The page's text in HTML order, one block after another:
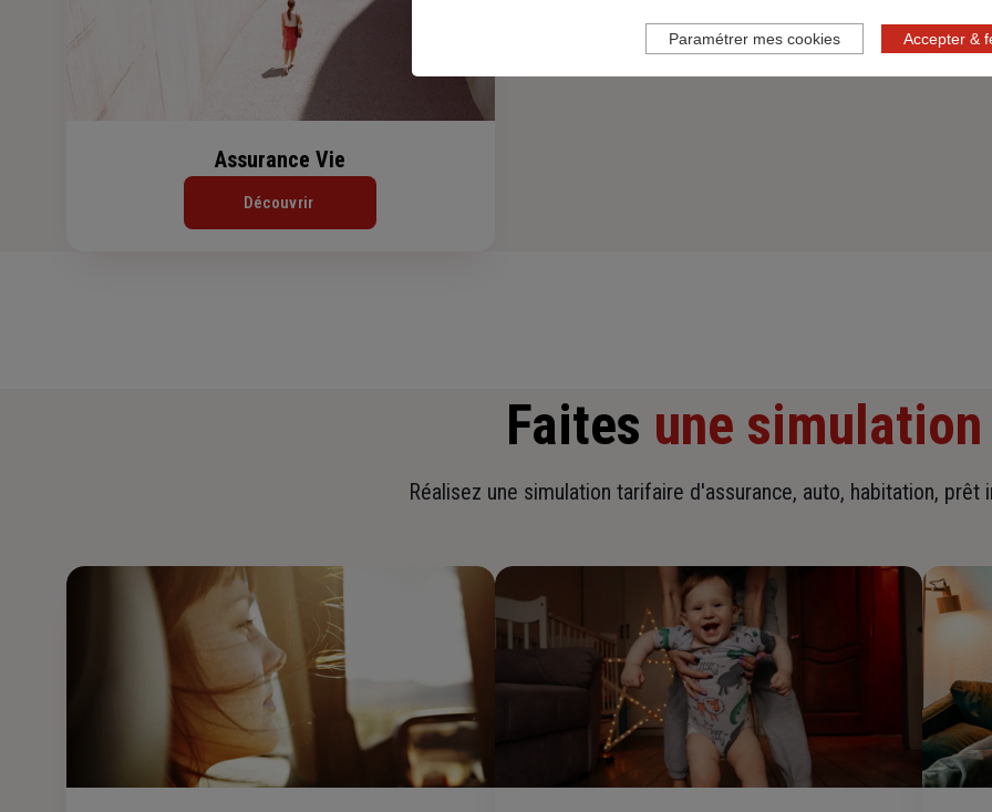
Assurance Vie
Découvrir
Faites une simulation
Réalisez une simulation tarifaire d'assurance, auto, habitation, prêt
Accepter &
Paramétrer mes cookies